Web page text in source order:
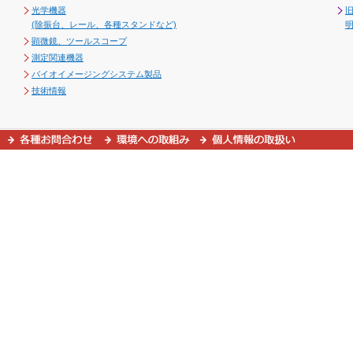
光学機器
(除振台、レール、各種スタンドなど)
顕微鏡、ツールスコープ
測定関連機器
バイオイメージングシステム製品
技術情報